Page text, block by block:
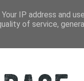
IP address and
of service,